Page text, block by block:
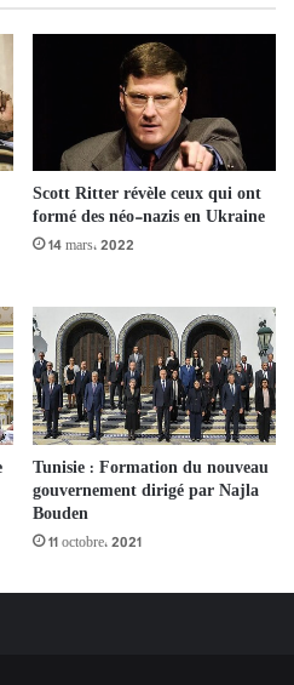
Scott Ritter révèle ceux qui ont
formé des néo-nazis en Ukraine
14 mars، 2022
Tunisie : Formation du nouveau
gouvernement dirigé par Najla
Bouden
11 octobre، 2021